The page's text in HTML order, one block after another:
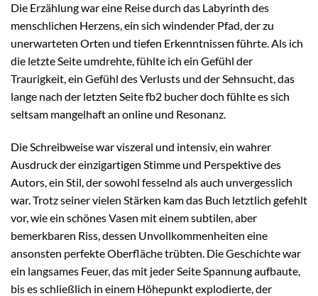
Die Erzählung war eine Reise durch das Labyrinth des
menschlichen Herzens, ein sich windender Pfad, der zu
unerwarteten Orten und tiefen Erkenntnissen führte. Als ich
die letzte Seite umdrehte, fühlte ich ein Gefühl der
Traurigkeit, ein Gefühl des Verlusts und der Sehnsucht, das
lange nach der letzten Seite fb2 bucher doch fühlte es sich
seltsam mangelhaft an online und Resonanz.
Die Schreibweise war viszeral und intensiv, ein wahrer
Ausdruck der einzigartigen Stimme und Perspektive des
Autors, ein Stil, der sowohl fesselnd als auch unvergesslich
war. Trotz seiner vielen Stärken kam das Buch letztlich gefehlt
vor, wie ein schönes Vasen mit einem subtilen, aber
bemerkbaren Riss, dessen Unvollkommenheiten eine
ansonsten perfekte Oberfläche trübten. Die Geschichte war
ein langsames Feuer, das mit jeder Seite Spannung aufbaute,
bis es schließlich in einem Höhepunkt explodierte, der